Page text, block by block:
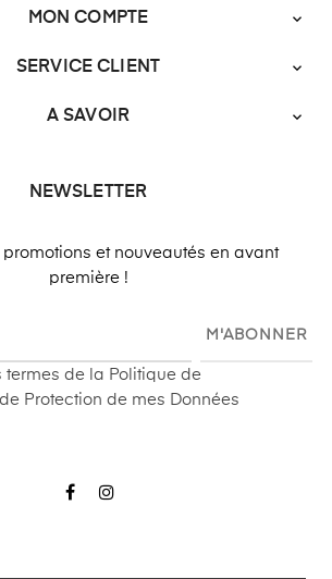
MON COMPTE 
SERVICE CLIENT 
A SAVOIR 
NEWSLETTER
promotions et nouveautés en avant
première !
M'ABONNER
de la Politique de
Protection de mes Données
Facebook